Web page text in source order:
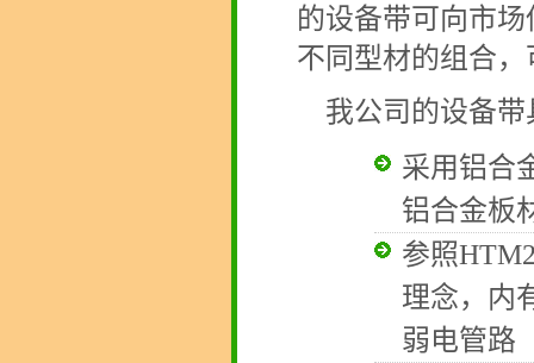
的设备带可向市
不同型材的组合
我公司的设备
采用铝合
铝合金板
参照
理念，内
弱电管路